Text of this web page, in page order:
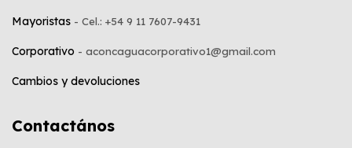
Mayoristas
Corporativo
Cambios y devoluciones
Contactános